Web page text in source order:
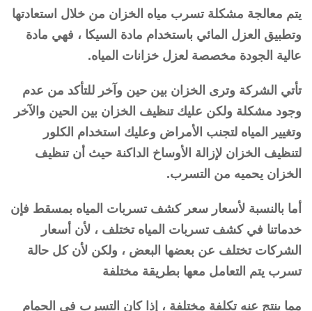
يتم معالجة مشكلة تسرب مياه الخزان من خلال استعادتها
وتطبيق العزل المائي باستخدام مادة السيكا ، فهي مادة
عالية الجودة مخصصة لعزل خزانات المياه.
تأتي الشركة وترى الخزان بين حين وآخر للتأكد من عدم
وجود مشكلة ولكن عليك تنظيف الخزان بين الحين والآخر
وتغيير المياه لتجنب الأمراض وعليك استخدام الكلور
لتنظيف الخزان لإزالة الأوساخ الداكنة حيث أن تنظيف
الخزان يحميه من التسرب.
أما بالنسبة لأسعار سعر كشف تسربات المياه بمسقط فإن
خدماتنا في كشف تسربات المياه تختلف ، لأن أسعار
الشركات تختلف عن بعضها البعض ، ولكن لأن كل حالة
تسرب يتم التعامل معها بطريقة مختلفة
مما ينتج عنه تكلفة مختلفة ، إذا كان التسرب في الحمام